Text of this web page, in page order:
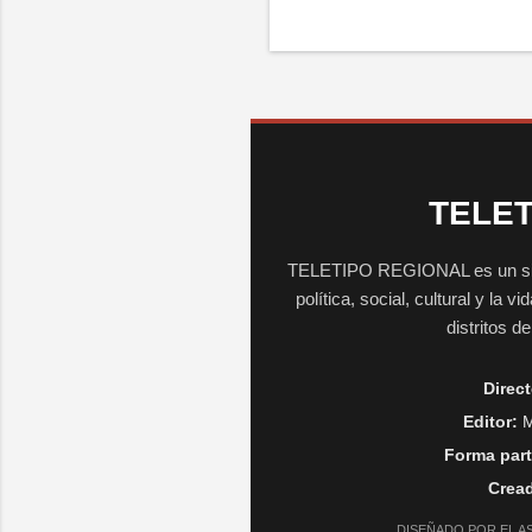
TELETIPO REGIONAL es un
política, social, cultural y la
distritos
Editor:
Forma
DISEÑADO POR EL